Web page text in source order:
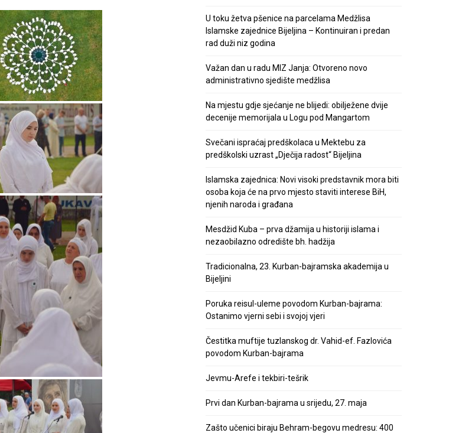
U toku žetva pšenice na parcelama Medžlisa
Islamske zajednice Bijeljina – Kontinuiran i predan
rad duži niz godina
Važan dan u radu MIZ Janja: Otvoreno novo
administrativno sjedište medžlisa
Na mjestu gdje sjećanje ne blijedi: obilježene dvije
decenije memorijala u Logu pod Mangartom
Svečani ispraćaj predškolaca u Mektebu za
predškolski uzrast „Dječija radost“ Bijeljina
Islamska zajednica: Novi visoki predstavnik mora biti
osoba koja će na prvo mjesto staviti interese BiH,
njenih naroda i građana
Mesdžid Kuba – prva džamija u historiji islama i
nezaobilazno odredište bh. hadžija
Tradicionalna, 23. Kurban-bajramska akademija u
Bijeljini
Poruka reisul-uleme povodom Kurban-bajrama:
Ostanimo vjerni sebi i svojoj vjeri
Čestitka muftije tuzlanskog dr. Vahid-ef. Fazlovića
povodom Kurban-bajrama
Jevmu-Arefe i tekbiri-tešrik
Prvi dan Kurban-bajrama u srijedu, 27. maja
Zašto učenici biraju Behram-begovu medresu: 400